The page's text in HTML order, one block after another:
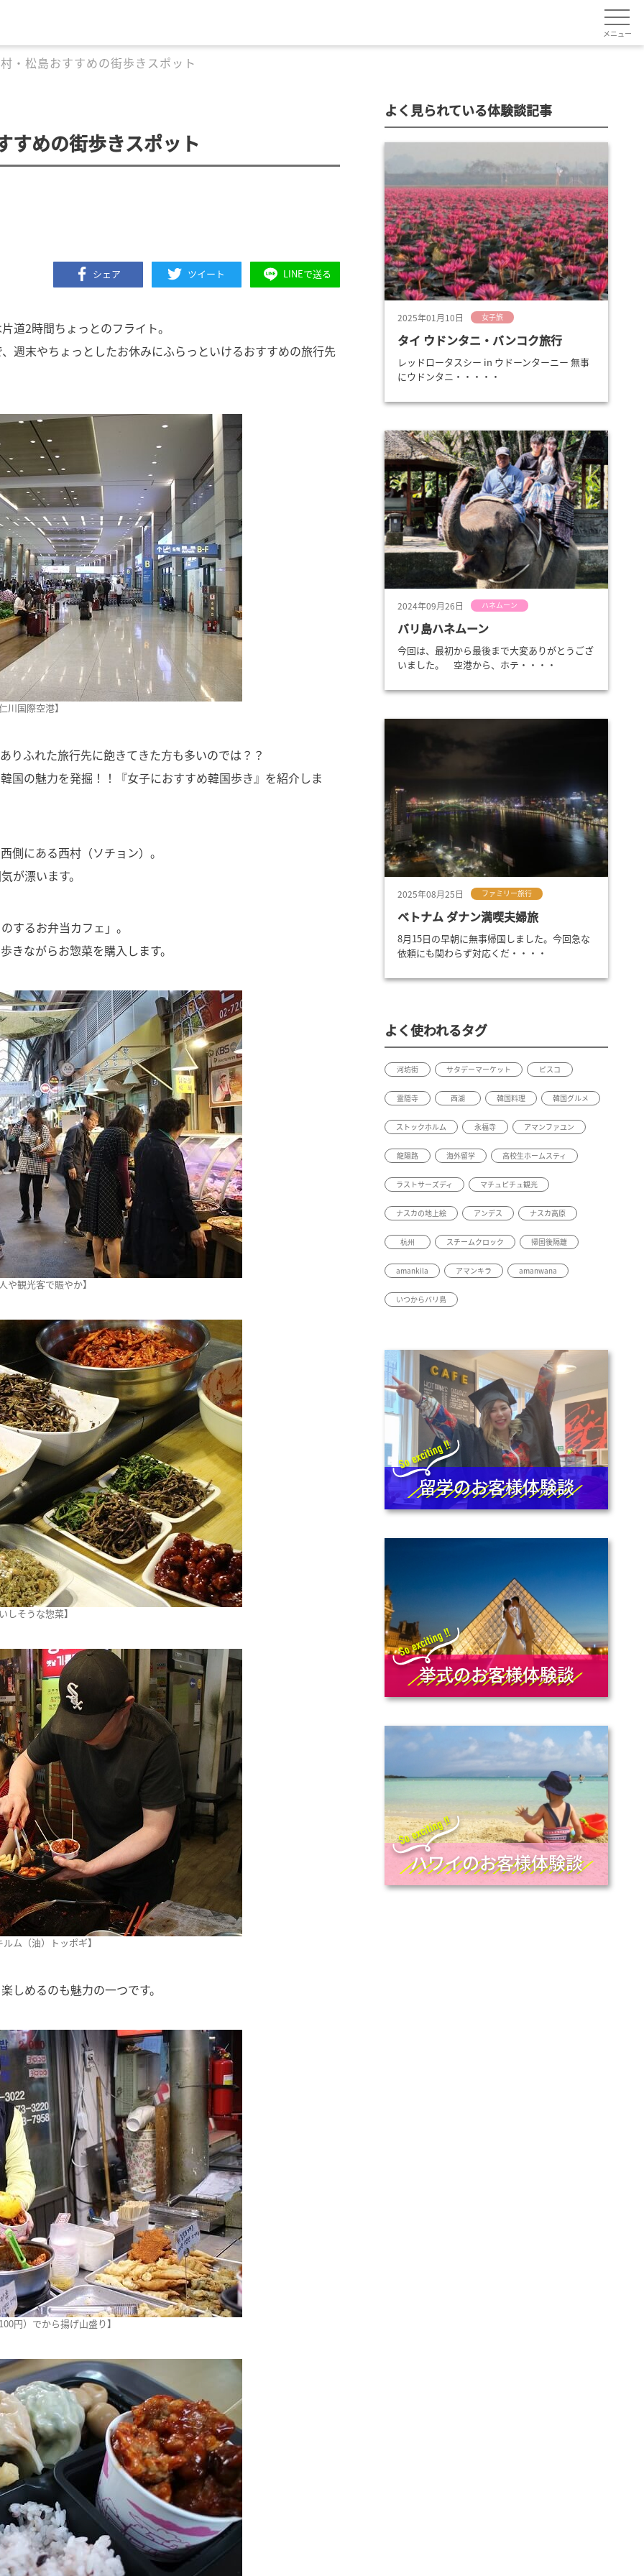
メニュー
・松島おすすめの街歩きスポット
すめの街歩きスポット
シェア ツイート LINEで送る
道2時間ちょっとのフライト。
週末やちょっとしたお休みにふらっといけるおすすめの旅行先
川国際空港】
りふれた旅行先に飽きてきた方も多いのでは？？
国の魅力を発掘！！『女子におすすめ韓国歩き』を紹介しま
側にある西村（ソチョン）。
が漂います。
するお弁当カフェ」。
きながらお惣菜を購入します。
や観光客で賑やか】
しそうな惣菜】
ム（油）トッポギ】
しめるのも魅力の一つです。
円）でから揚げ山盛り】
よく見られている体験談記事
2025年01月10日 女子旅
タイ ウドンタニ・バンコク旅行
レッドロータスシー in ウドーンターニー 無事
にウドンタニ・・・・・
2024年09月26日 ハネムーン
バリ島ハネムーン
今回は、最初から最後まで大変ありがとうござ
いました。 空港から、ホテ・・・・
2025年08月25日 ファミリー旅行
ベトナム ダナン満喫夫婦旅
8月15日の早朝に無事帰国しました。今回急な
依頼にも関わらず対応くだ・・・・
よく使われるタグ
河坊街 サタデーマーケット ピスコ
霊隠寺 西湖 韓国料理 韓国グルメ
ストックホルム 永福寺 アマンファユン
龍陽路 海外留学 高校生ホームスティ
ラストサーズディ マチュピチュ観光
ナスカの地上絵 アンデス ナスカ高原
杭州 スチームクロック 帰国後隔離
amankila アマンキラ amanwana
いつからバリ島
留学のお客様体験談
挙式のお客様体験談
ハワイのお客様体験談